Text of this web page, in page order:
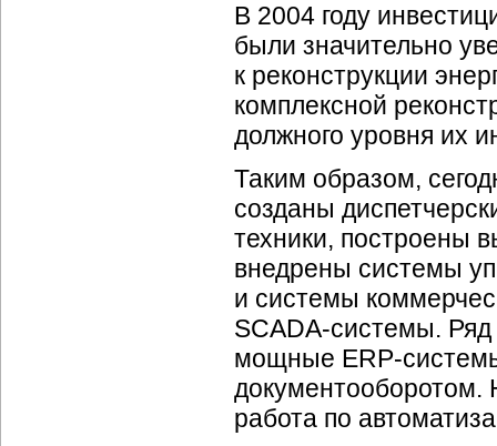
В 2004 году
были значительно
к реконструкции
комплексной
должного уровня их
Таким образом,
созданы
техники, построены
внедрены системы
и системы
SCADA-системы. Ряд
мощные ERP-
документооборотом.
работа по